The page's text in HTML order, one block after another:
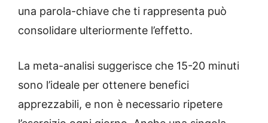
una parola-chiave che ti rappresenta può
consolidare ulteriormente l’effetto.
La meta-analisi suggerisce che 15-20 minuti
sono l’ideale per ottenere benefici
apprezzabili, e non è necessario ripetere